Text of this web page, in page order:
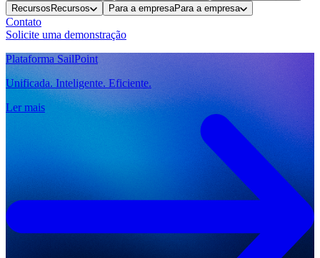
Recursos Recursos Para a empresaPara a empresa
Contato
Solicite uma demonstração
Plataforma SailPoint
Unificada. Inteligente. Eficiente.
Ler mais